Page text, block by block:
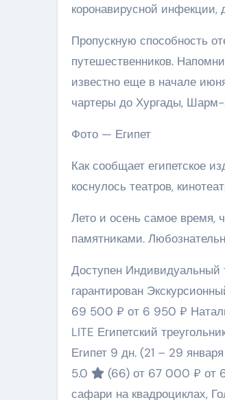
коронавирусной инфекции,
Пропускную способность
путешественников.
известно еще в начале
чартеры до Хургады,
Фото — Египет
Как сообщает египетское
коснулось театров,
Лето и осень самое время,
памятниками.
Доступен Индивидуальный
гарантирован
69 500 ₽ от 6 950 ₽
LITE Египетский
Египет 9 дн. (21 – 29
5.0
(66) от 67 000 ₽ от
сафари на квадроциклах,